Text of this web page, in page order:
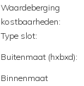
Waardeberging
kostbaarheden:
Type slot:
Buitenmaat (hxbxd):
Binnenmaat